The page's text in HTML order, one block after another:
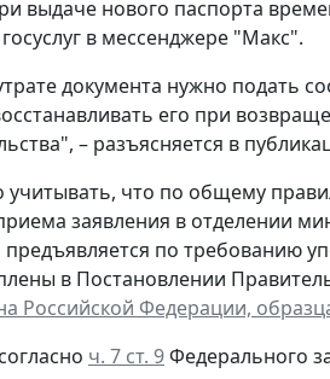
выдаче нового паспорта
в мессенджере "Макс".
документа нужно подать
его при
– разъясняется в
что по общему
заявления в отделении
предъявляется по требованию
в Постановлении
Российской Федерации,
ч. 7 ст. 9Федерального